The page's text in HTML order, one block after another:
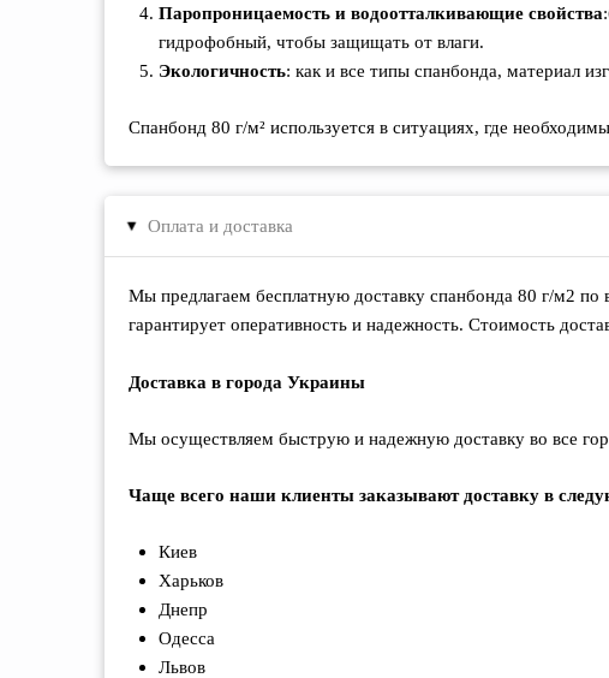
Паропроницаемость и водоотталкивающие свойства
гидрофобный, чтобы защищать от влаги.
Экологичность: как и все типы спанбонда, материал
Спанбонд 80 г/м² используется в ситуациях, где
▸ Оплата и доставка
Мы предлагаем бесплатную доставку спанбонда 80 г/м2
гарантирует оперативность и надежность. Стоимость
Доставка в города Украины
Мы осуществляем быструю и надежную доставку во все
Чаще всего наши клиенты заказывают доставку в
Киев
Харьков
Днепр
Одесса
Львов